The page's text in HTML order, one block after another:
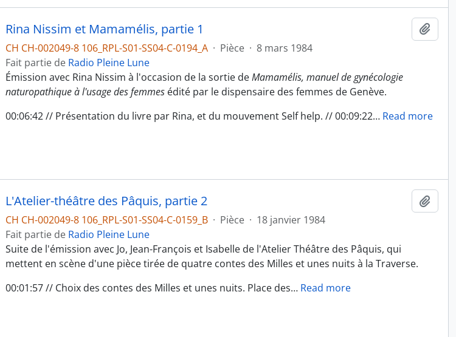
Rina Nissim et Mamamélis, partie 1
CH CH-002049-8 106_RPL-S01-SS04-C-0194_A · Pièce · 8 mars 1984
Fait partie de Radio Pleine Lune
Émission avec Rina Nissim à l'occasion de la sortie deMamamélis, manuel de gynécologie
naturopathique à l'usage des femmesédité par le dispensaire des femmes de Genève.
00:06:42 // Présentation du livre par Rina, et du mouvement Self help. // 00:09:22… Read more
L'Atelier-théâtre des Pâquis, partie 2
CH CH-002049-8 106_RPL-S01-SS04-C-0159_B · Pièce · 18 janvier 1984
Fait partie de Radio Pleine Lune
Suite de l'émission avec Jo, Jean-François et Isabelle de l'Atelier Théâtre des Pâquis, qui
mettent en scène d'une pièce tirée de quatre contes des Milles et unes nuits à la Traverse.
00:01:57 // Choix des contes des Milles et unes nuits. Place des… Read more